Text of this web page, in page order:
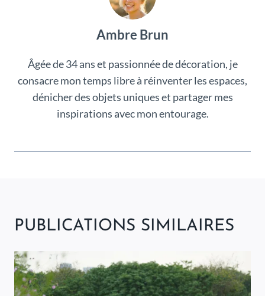
Ambre Brun
Âgée de 34 ans et passionnée de décoration, je
consacre mon temps libre à réinventer les espaces,
dénicher des objets uniques et partager mes
inspirations avec mon entourage.
PUBLICATIONS SIMILAIRES